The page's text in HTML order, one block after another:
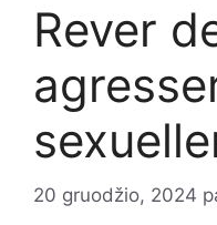
Rever
20 gruodžio, 2024